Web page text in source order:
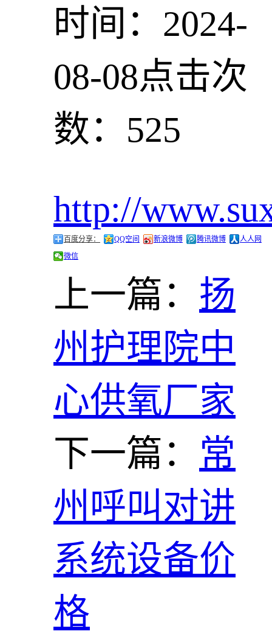
时间：2024-
08-08点击次
数：525
http://
百度分享： QQ空间 新浪微博 腾讯微博
人人网
微信
上一篇： 扬
州护理院中
心供氧厂家
下一篇： 常
州呼叫对讲
系统设备价
格